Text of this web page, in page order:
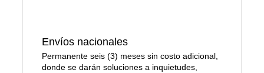
Envíos nacionales
Permanente seis (3) meses sin costo adicional,
donde se darán soluciones a inquietudes,